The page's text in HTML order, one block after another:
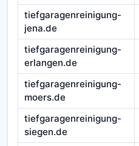
tiefgaragenreinigung-
jena.de
tiefgaragenreinigung-
erlangen.de
tiefgaragenreinigung-
moers.de
tiefgaragenreinigung-
siegen.de